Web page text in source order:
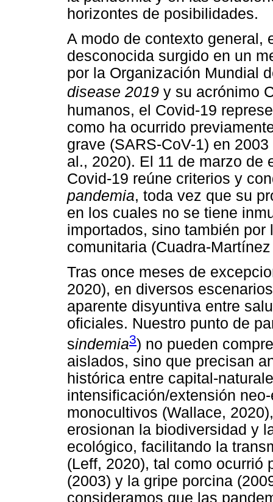
horizontes de posibilidades.
A modo de contexto general,
desconocida surgido en un
por la Organización Mundial
disease 2019 y su acrónimo
humanos, el Covid-19
como ha ocurrido
grave (SARS-CoV-1) en
al., 2020). El 11 de marzo de
Covid-19 reúne criterios y
pandemia, toda vez que su
en los cuales no se tiene
importados, sino también
comunitaria (Cuadra-
Tras once meses de
2020), en diversos
aparente disyuntiva entre
oficiales. Nuestro punto de
sindemia3) no pueden
aislados, sino que precisan
histórica entre capital-
intensificación/extensión
monocultivos (Wallace,
erosionan la biodiversidad y
ecológico, facilitando la
(Leff, 2020), tal como ocurrió
(2003) y la gripe porcina
consideramos que las